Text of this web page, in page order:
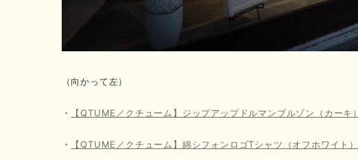
（向かって左）
・ 【QTUME／クチューム】ジップアップドルマンブルゾン（カーキ）
・ 【QTUME／クチューム】綿シフォンロゴTシャツ（オフホワイト）